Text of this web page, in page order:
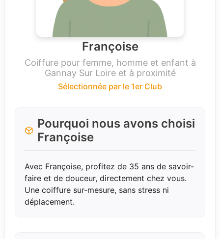
Françoise
Coiffure pour femme, homme et enfant à
Gannay Sur Loire et à proximité
Sélectionnée par le 1er Club
Pourquoi nous avons choisi
Françoise
Avec Françoise, profitez de 35 ans de savoir-
faire et de douceur, directement chez vous.
Une coiffure sur-mesure, sans stress ni
déplacement.